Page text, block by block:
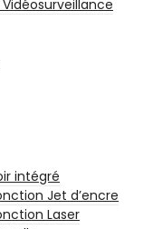
intégré
Jet d’encre
Laser